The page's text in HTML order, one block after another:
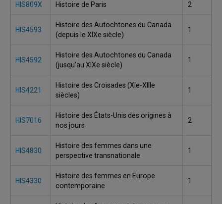
HIS809X Histoire de Paris 2
HIS4593
Histoire des Autochtones du Canada
(depuis le XIXe siècle)
1
HIS4592
Histoire des Autochtones du Canada
(jusqu'au XIXe siècle)
1
HIS4221
Histoire des Croisades (XIe-XIIIe
siècles)
1
HIS7016
Histoire des États-Unis des origines à
nos jours
2
HIS4830
Histoire des femmes dans une
perspective transnationale
1
HIS4330
Histoire des femmes en Europe
contemporaine
1